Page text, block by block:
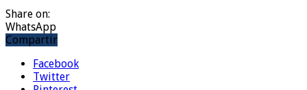
Share on:
WhatsApp
Compartir
Facebook
Twitter